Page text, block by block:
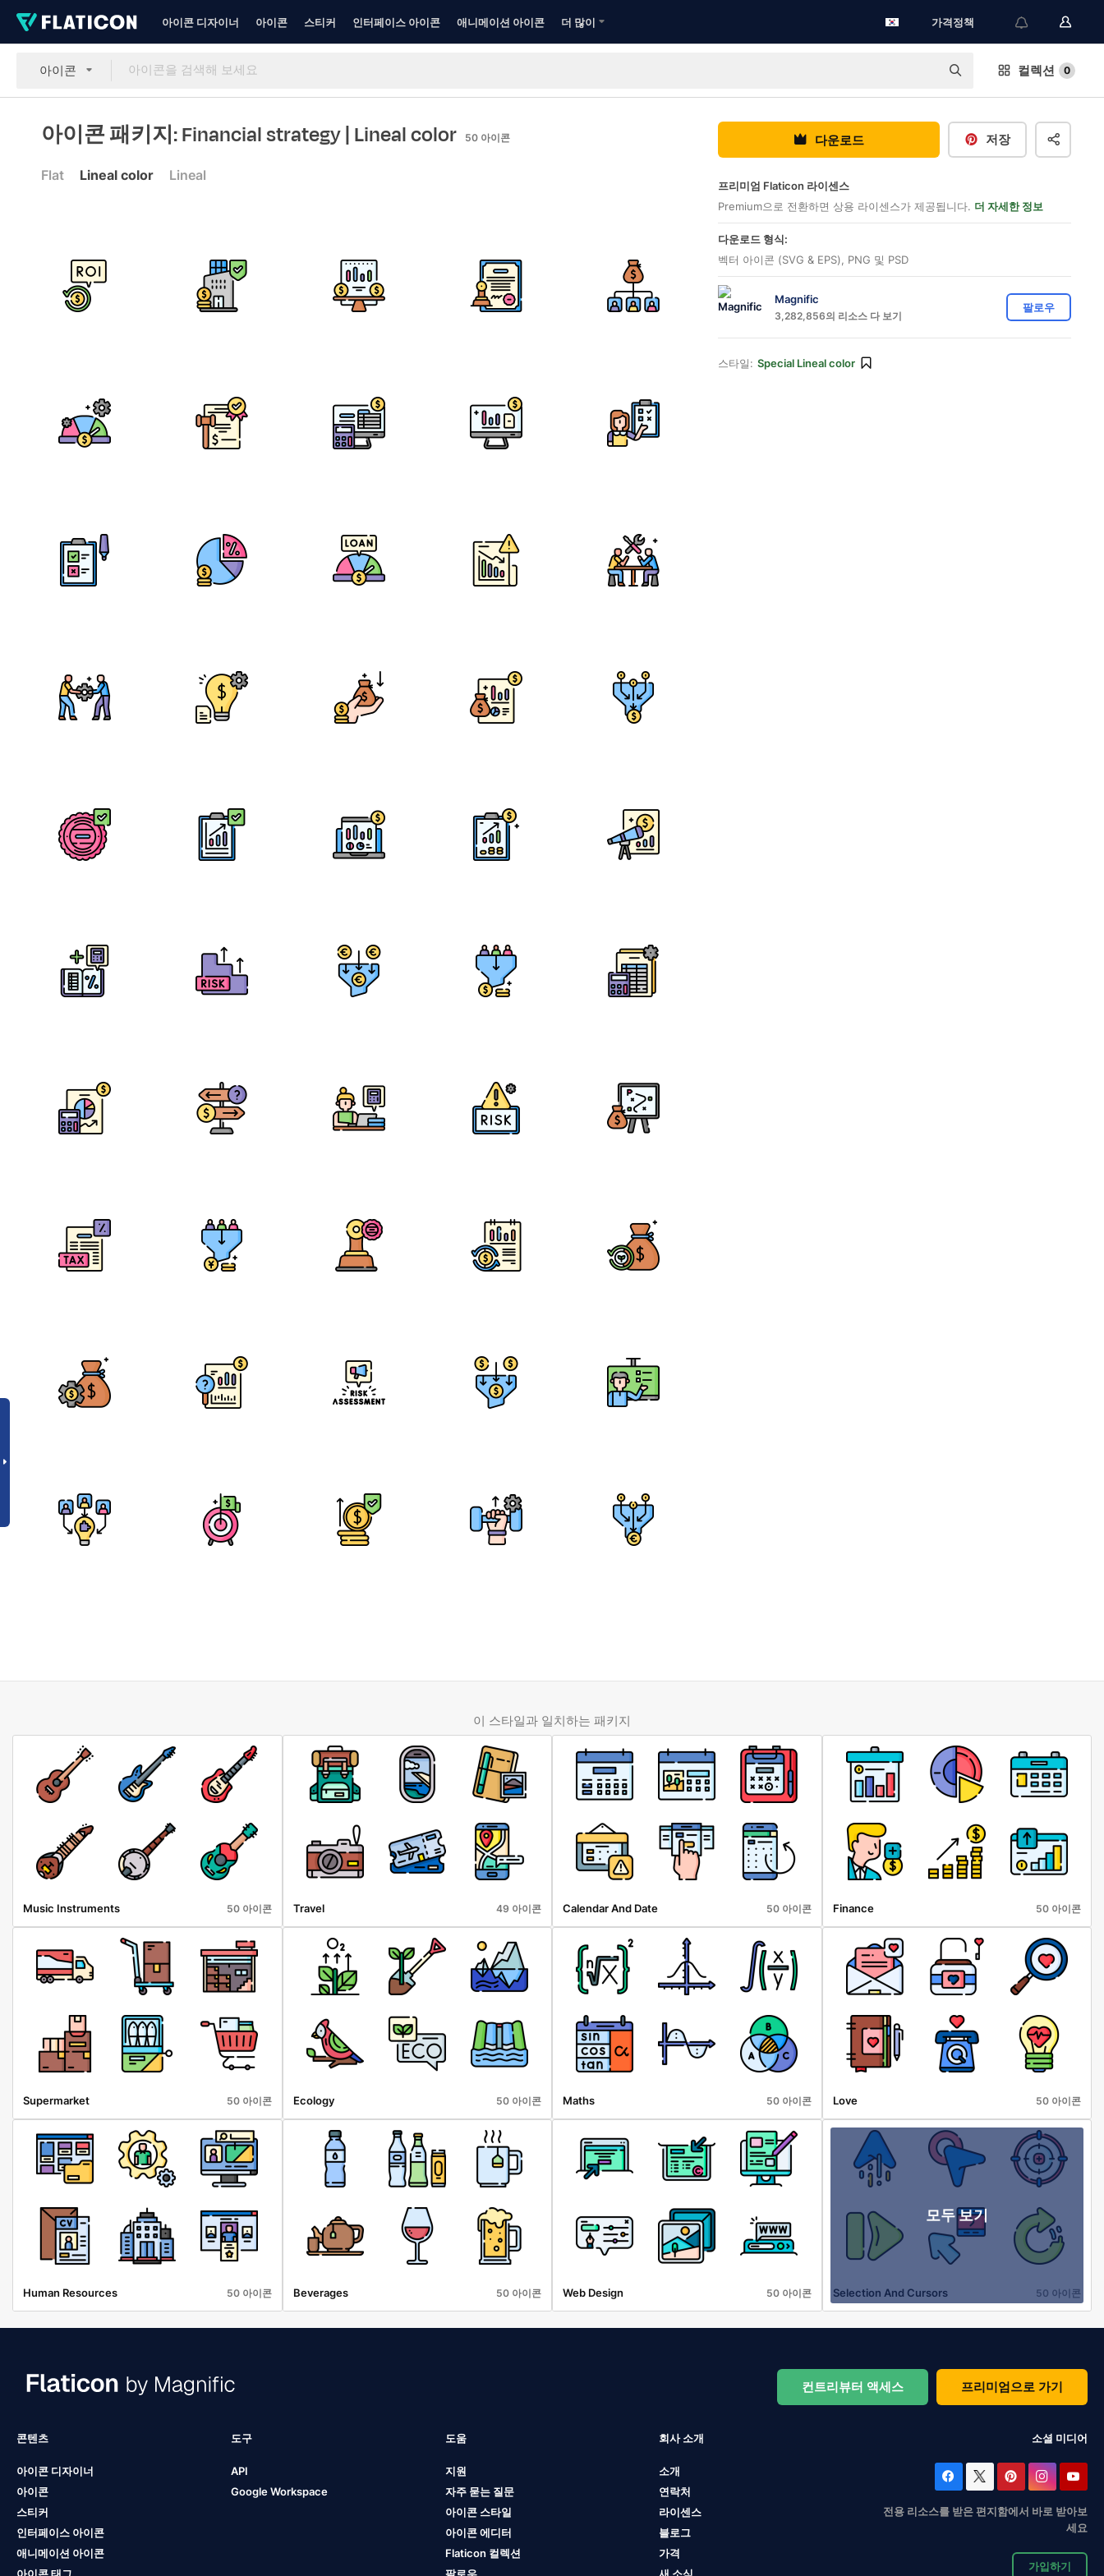
아이콘 디자이너 아이콘 스티커 인터페이스 아이콘 애니메이션 아이콘 더 많이 가격정책
아이콘 컬렉션 0
아이콘 패키지: Financial strategy| Lineal color 50 아이콘
Flat Lineal color Lineal
다운로드 저장
프리미엄 Flaticon 라이센스
Premium으로 전환하면 상용 라이센스가 제공됩니다. 더 자세한 정보
다운로드 형식:
벡터 아이콘 (SVG & EPS), PNG 및 PSD
Magnific
3,282,856의 리소스 다 보기
팔로우
스타일: Special Lineal color
이 스타일과 일치하는 패키지
Music Instruments 50 아이콘 Travel 49 아이콘 Calendar And Date 50 아이콘 Finance 50 아이콘
Supermarket 50 아이콘 Ecology 50 아이콘 Maths 50 아이콘 Love 50 아이콘
Human Resources 50 아이콘 Beverages 50 아이콘 Web Design 50 아이콘
모두 보기
Selection And Cursors 50 아이콘
컨트리뷰터 액세스 프리미엄으로 가기
콘텐츠
아이콘 디자이너
아이콘
스티커
인터페이스 아이콘
애니메이션 아이콘
도구
API
Google Workspace
도움
지원
자주 묻는 질문
아이콘 스타일
아이콘 에디터
Flaticon 컬렉션
회사 소개
소개
연락처
라이센스
블로그
가격
소셜 미디어
전용 리소스를 받은 편지함에서 바로 받아보
세요
가입하기